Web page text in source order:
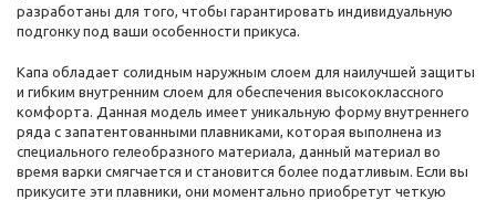
разработаны для того, чтобы гарантировать индивидуальную
подгонку под ваши особенности прикуса.
Капа обладает солидным наружным слоем для наилучшей защиты
и гибким внутренним слоем для обеспечения высококлассного
комфорта. Данная модель имеет уникальную форму внутреннего
ряда с запатентованными плавниками, которая выполнена из
специального гелеобразного материала, данный материал во
время варки смягчается и становится более податливым. Если вы
прикусите эти плавники, они моментально приобретут четкую